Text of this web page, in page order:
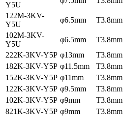
Y5U
122M-3KV-
Y5U
φ6.5mm T3.8mm
102M-3KV-
Y5U
φ6.5mm T3.8mm
222K-3KV-Y5P φ13mm T3.8mm
182K-3KV-Y5P φ11.5mm T3.8mm
152K-3KV-Y5P φ11mm T3.8mm
122K-3KV-Y5P φ9.5mm T3.8mm
102K-3KV-Y5P φ9mm T3.8mm
821K-3KV-Y5P φ9mm T3.8mm